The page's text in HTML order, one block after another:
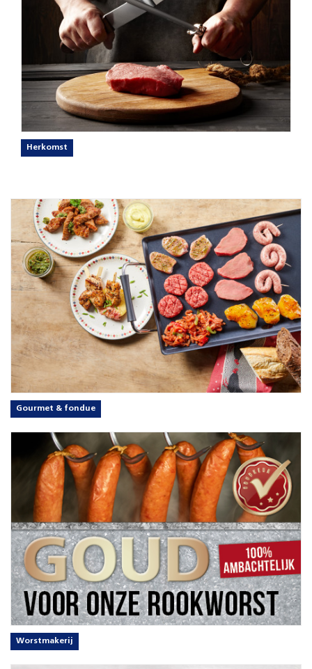
Herkomst
Gourmet & fondue
Worstmakerij